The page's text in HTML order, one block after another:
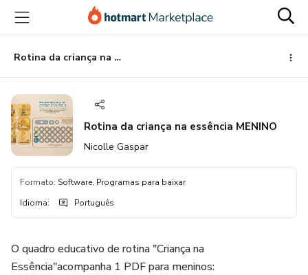
para
conteúdo
principal
para
pagamento
para
rodapé
Rotina da criança na essência MENINO
Rotina da criança na essência MENINO
Nicolle Gaspar
Formato: Software, Programas para baixar
Idioma: Português
O quadro educativo de rotina "Criança na
Essência"acompanha 1 PDF para meninos: